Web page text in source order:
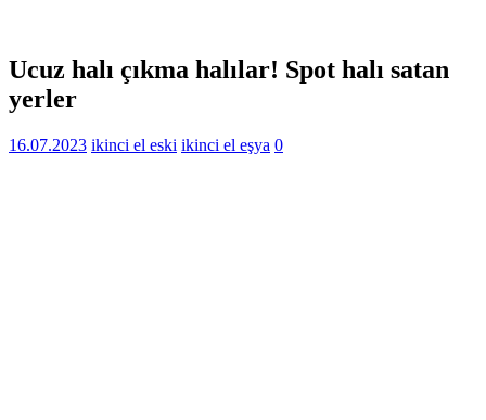
Ucuz halı çıkma halılar! Spot halı satan
yerler
16.07.2023 ikinci el eski ikinci el eşya 0